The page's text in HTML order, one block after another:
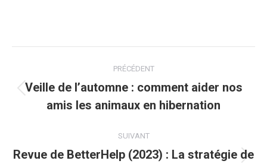
article
PRÉCÉDENT
Article
précédent
Veille de l’automne : comment aider nos
amis les animaux en hibernation
SUIVANT
Article
Revue de BetterHelp (2023) : La stratégie de